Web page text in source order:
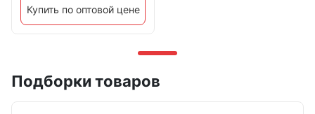
Купить по оптовой цене
Подборки товаров